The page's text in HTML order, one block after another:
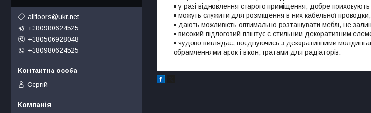
у разі відновлення старого приміщення, добре
можуть служити для розміщення в них кабельної проводки;
дають можливість оптимально розташувати меблі, не
високий підлоговий плінтус є стильним декоративним
чудово виглядає, поєднуючись з декоративними
обрамленнями арок і вікон, гратами для радіаторів.
allfloors@ukr.net
+380980624525
+380506928048
+380980624525
Сергій